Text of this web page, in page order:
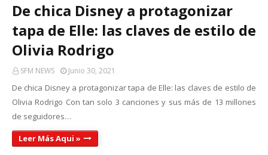
De chica Disney a protagonizar
tapa de Elle: las claves de estilo de
Olivia Rodrigo
SFM NEWS Junio 30, 2021
De chica Disney a protagonizar tapa de Elle: las claves de estilo de
Olivia Rodrigo Con tan solo 3 canciones y sus más de 13 millones
de seguidores…
Leer Más Aqui »